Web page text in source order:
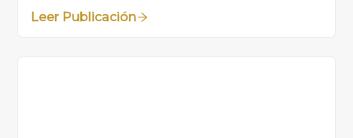
Leer Publicación